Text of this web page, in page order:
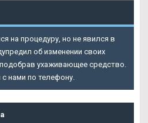
на процедуру, но не явился в
об изменении своих
ухаживающее средство.
нами по телефону.